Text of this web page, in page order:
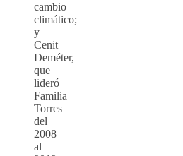
cambio
climático;
y
Cenit
Deméter,
que
lideró
Familia
Torres
del
2008
al